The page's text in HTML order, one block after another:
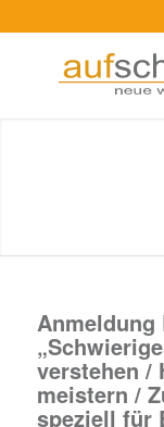
Anmeldung
verstehen /
meistern /
speziell für